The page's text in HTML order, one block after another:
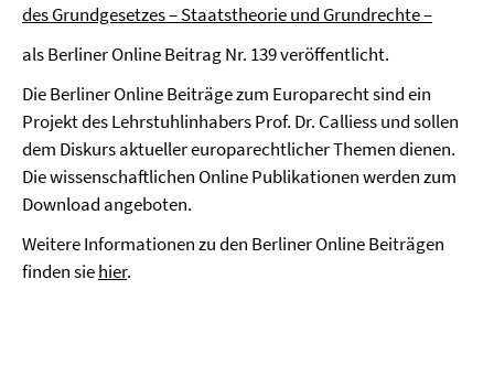
des Grundgesetzes – Staatstheorie und Grundrechte –
als Berliner Online Beitrag Nr. 139 veröffentlicht.
Die Berliner Online Beiträge zum Europarecht sind ein
Projekt des Lehrstuhlinhabers Prof. Dr. Calliess und sollen
dem Diskurs aktueller europarechtlicher Themen dienen.
Die wissenschaftlichen Online Publikationen werden zum
Download angeboten.
Weitere Informationen zu den Berliner Online Beiträgen
finden siehier.